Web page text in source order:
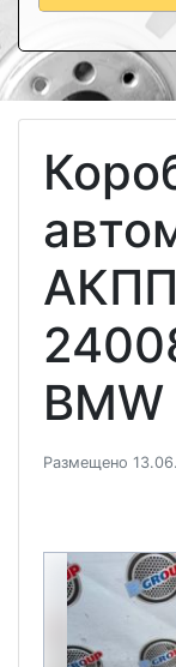
АКПП
Размещено